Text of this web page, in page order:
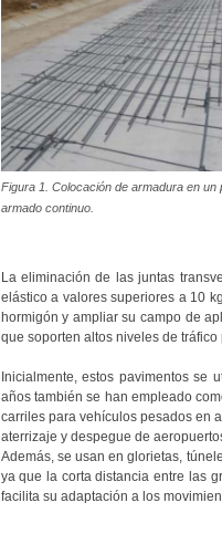
Figura 1. Colocación de armadura en un
armado continuo.
La eliminación de las juntas
elástico a valores superiores a 10
hormigón y ampliar su campo de
que soporten altos niveles de
Inicialmente, estos pavimentos se
años también se han empleado
carriles para vehículos pesados en
aterrizaje y despegue de
Además, se usan en glorietas,
ya que la corta distancia entre las
facilita su adaptación a los